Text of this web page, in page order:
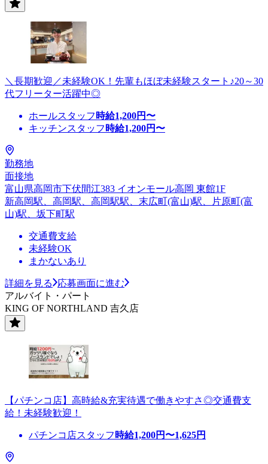
＼長期歓迎／未経験OK！先輩もほぼ未経験スタート♪20～30
代フリーター活躍中◎
ホールスタッフ 時給1,200円〜
キッチンスタッフ 時給1,200円〜
勤務地
面接地
富山県高岡市下伏間江383 イオンモール高岡 東館1F
新高岡駅、高岡駅、高岡駅駅、末広町(富山)駅、片原町(富
山)駅、坂下町駅
交通費支給
未経験OK
まかないあり
詳細を見る
応募画面に進む
アルバイト・パート
KING OF NORTHLAND 吉久店
【パチンコ店】高時給&充実待遇で働きやすさ◎交通費支
給！未経験歓迎！
パチンコ店スタッフ 時給1,200円〜1,625円